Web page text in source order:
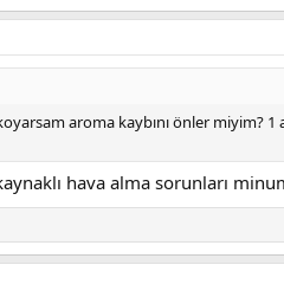
aroma kaybını önler miyim?
hava alma sorunları